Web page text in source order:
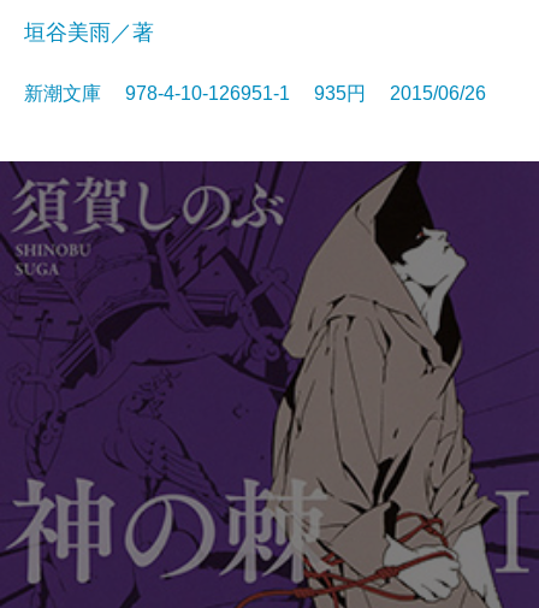
垣谷美雨／著
新潮文庫 978-4-10-126951-1 935円 2015/06/26